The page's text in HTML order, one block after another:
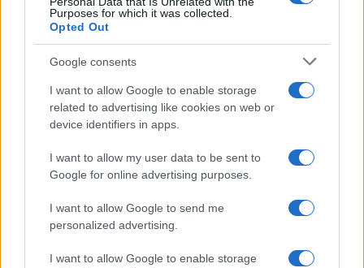
Purposes for which it was collected.
Opted Out
Google consents
I want to allow Google to enable storage
related to advertising like cookies on web or
device identifiers in apps.
I want to allow my user data to be sent to
Google for online advertising purposes.
I want to allow Google to send me
personalized advertising.
I want to allow Google to enable storage
Mario Cerciello Rega aveva dimenticato l’arma
stata probabilmente una dimenticanza, ma ciò non
toglie che non aveva alcuna possibilità di reagire
Non c’è stato tempo di reagire, Andrea
Varrialenon poteva sparare ad un soggetto in fuga
altrimenti sarebbe stato indagato per un reato
», ha concluso Gargaro.
INTANTO LA CASSAZIONE CHIUDE PARENTOPOLI